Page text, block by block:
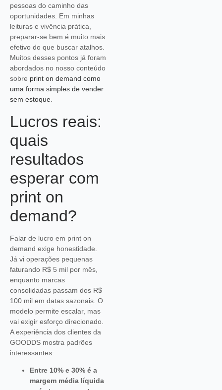
pessoas do caminho das
oportunidades. Em minhas
leituras e vivência prática,
preparar-se bem é muito mais
efetivo do que buscar atalhos.
Muitos desses pontos já foram
abordados no nosso conteúdo
sobre print on demand como
uma forma simples de vender
sem estoque
Lucros reais:
quais
resultados
esperar com
print on
demand?
Falar de lucro em print on
demand exige honestidade.
Já vi operações pequenas
faturando R$ 5 mil por mês,
enquanto marcas
consolidadas passam dos R$
100 mil em datas sazonais. O
modelo permite escalar, mas
vai exigir esforço direcionado.
A experiência dos clientes da
GOODDS mostra padrões
interessantes:
Entre 10% e 30% é a
margem média líquida